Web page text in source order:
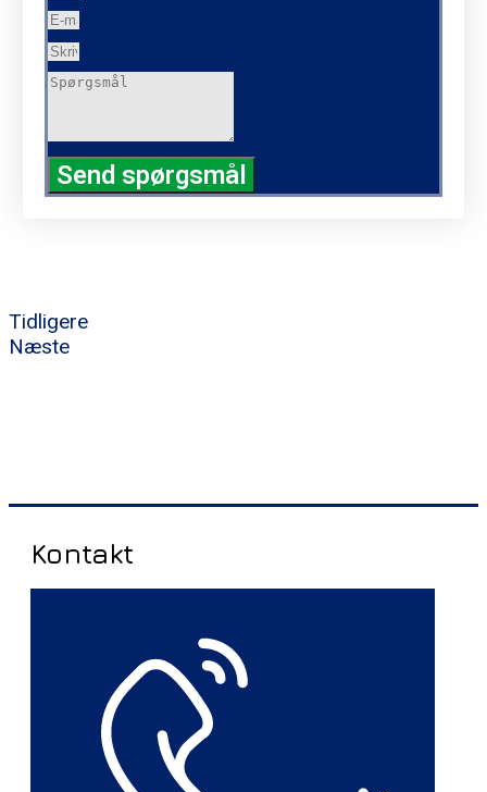
Send spørgsmål
Tidligere
Næste
Kontakt